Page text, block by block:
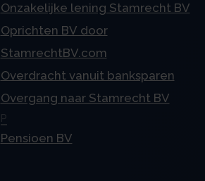
Onzakelijke lening Stamrecht BV
Oprichten BV door
StamrechtBV.com
Overdracht vanuit banksparen
Overgang naar Stamrecht BV
P
Pensioen BV